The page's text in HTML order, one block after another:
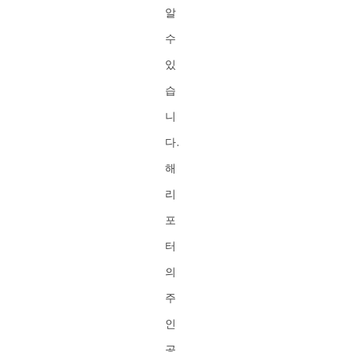
알
수
있
습
니
다.
해
리
포
터
의
주
인
공